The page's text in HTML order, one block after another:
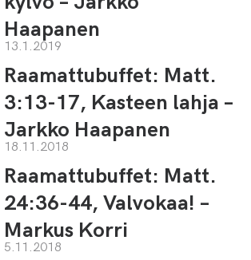
Haapanen
13.1.2019
Raamattubuffet: Matt.
3:13-17, Kasteen lahja –
Jarkko Haapanen
18.11.2018
Raamattubuffet: Matt.
24:36-44, Valvokaa! –
Markus Korri
5.11.2018